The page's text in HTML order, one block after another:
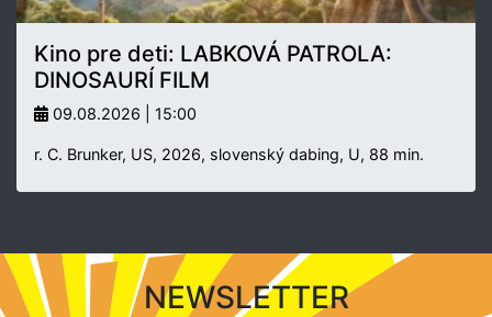
Kino pre deti: LABKOVÁ PATROLA:
DINOSAURÍ FILM
09.08.2026 | 15:00
r. C. Brunker, US, 2026, slovenský dabing, U, 88 min.
NEWSLETTER